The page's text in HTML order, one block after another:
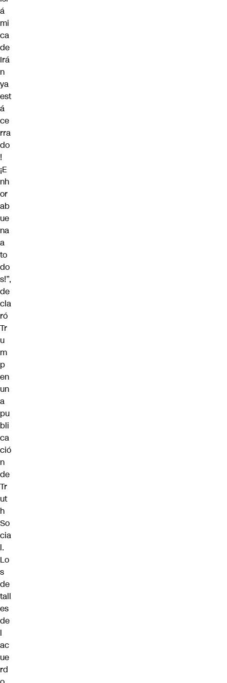
á
mi
ca
de
Irá
n
ya
est
á
ce
rra
do
!
¡E
nh
or
ab
ue
na
a
to
do
s!”,
de
cla
ró
Tr
u
m
p
en
un
a
pu
bli
ca
ció
n
de
Tr
ut
h
So
cia
l.
Lo
s
de
tall
es
de
l
ac
ue
rd